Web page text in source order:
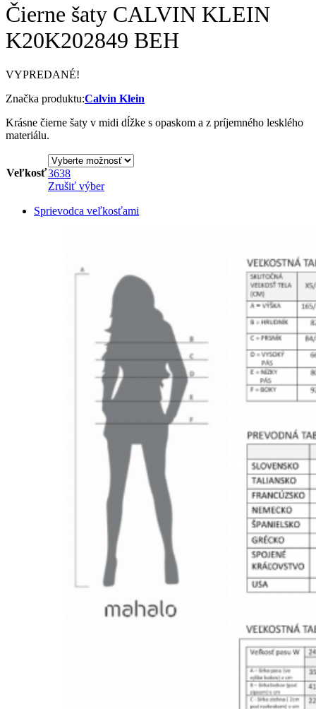
Čierne šaty CALVIN KLEIN
K20K202849 BEH
VYPREDANÉ!
Značka produktu:Calvin Klein
Krásne čierne šaty v midi dĺžke s opaskom a z príjemného lesklého
materiálu.
Veľkosť3638
Zrušiť výber
Sprievodca veľkosťami